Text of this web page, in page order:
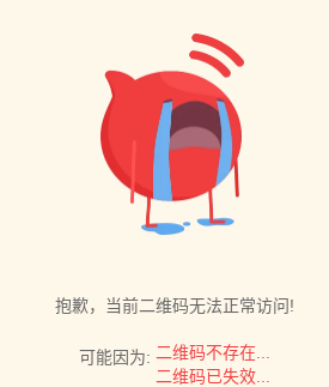
抱歉，当前二维码无法正常访问!
可能因为: 二维码不存在...
二维码已失效...